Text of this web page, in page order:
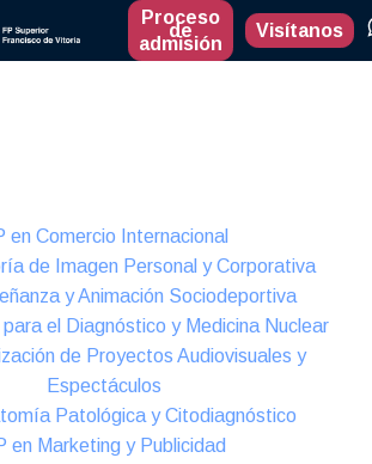
Proceso
de
admisión
Visítanos
en Comercio Internacional
de Imagen Personal y Corporativa
y Animación Sociodeportiva
para el Diagnóstico y Medicina Nuclear
de Proyectos Audiovisuales y
Espectáculos
Patológica y Citodiagnóstico
en Marketing y Publicidad